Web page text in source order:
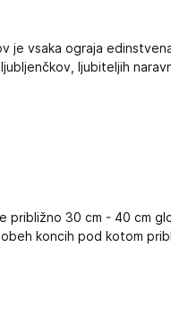
je vsaka ograja
ljubiteljih
približno 30 cm - 40 cm
koncih pod kotom